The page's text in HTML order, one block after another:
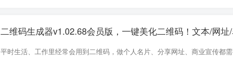
二维码生成器v1.02.68会员版，一键美化二维码！文本/网址